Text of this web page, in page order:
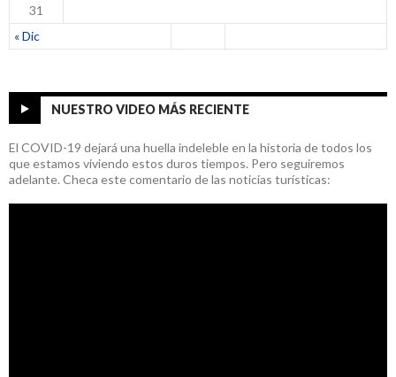
« Dic
31
NUESTRO VIDEO MÁS RECIENTE
El COVID-19 dejará una huella indeleble en la historia de todos los
que estamos viviendo estos duros tiempos. Pero seguiremos
adelante. Checa este comentario de las noticias turísticas: